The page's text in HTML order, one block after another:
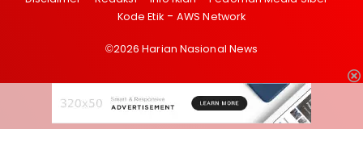
Kode Etik
AWS Network
©2026 Harian Nasional News